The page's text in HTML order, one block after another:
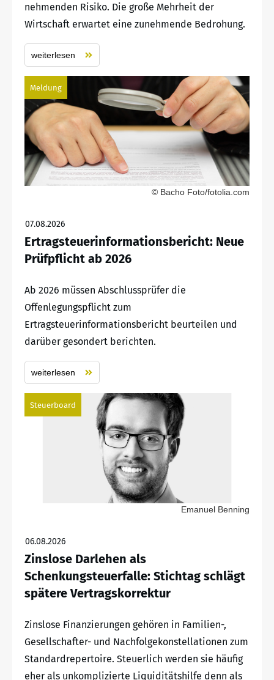
nehmenden Risiko. Die große Mehrheit der
Wirtschaft erwartet eine zunehmende Bedrohung.
weiterlesen
Meldung
© Bacho Foto/fotolia.com
07.08.2026
Ertragsteuerinformationsbericht: Neue
Prüfpflicht ab 2026
Ab 2026 müssen Abschlussprüfer die
Offenlegungspflicht zum
Ertragsteuerinformationsbericht beurteilen und
darüber gesondert berichten.
weiterlesen
Steuerboard
Emanuel Benning
06.08.2026
Zinslose Darlehen als
Schenkungsteuerfalle: Stichtag schlägt
spätere Vertragskorrektur
Zinslose Finanzierungen gehören in Familien-,
Gesellschafter- und Nachfolgekonstellationen zum
Standardrepertoire. Steuerlich werden sie häufig
eher als unkomplizierte Liquiditätshilfe denn als